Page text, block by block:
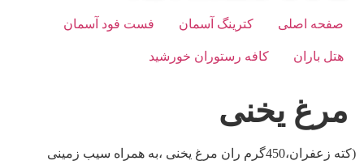
صفحه اصلی کترینگ آسمان فست فود آسمان
هتل باران کافه رستوران خورشید
مرغ یخنی
(کته زعفران،450گرم ران مرغ یخنی ،به همراه سیب زمینی